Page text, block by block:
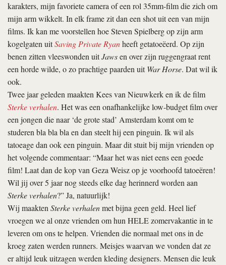
karakters, mijn favoriete camera of een rol 35mm-film die zich om
mijn arm wikkelt. In elk frame zit dan een shot uit een van mijn
films. Ik kan me voorstellen hoe Steven Spielberg op zijn arm
kogelgaten uitSaving Private Ryanheeft getatoeëerd. Op zijn
benen zitten vleeswonden uitJawsen over zijn ruggengraat rent
een horde wilde, o zo prachtige paarden uitWar Horse. Dat wil ik
ook.
Twee jaar geleden maakten Kees van Nieuwkerk en ik de film
Sterke verhalen. Het was een onafhankelijke low-budget film over
een jongen die naar ‘de grote stad’ Amsterdam komt om te
studeren bla bla bla en dan steelt hij een pin­guin. Ik wil als
tatoeage dan ook een pinguin. Maar dit stuit bij mijn vrienden op
het volgende commentaar: “Maar het was niet eens een goede
film! Laat dan de kop van Geza Weisz op je voorhoofd tatoeëren!
Wil jij over 5 jaar nog steeds elke dag herinnerd worden aan
Sterke verhalen?” Ja, natuurlijk!
Wij maaktenSterke verhalenmet bijna geen geld. Heel lief
vroegen we al onze vrienden om hun HELE zomervakantie in te
leveren om ons te helpen. Vrienden die normaal met ons in de
kroeg zaten werden runners. Meisjes waarvan we vonden dat ze
er altijd leuk uitzagen werden kleding designers. Mensen die leuk